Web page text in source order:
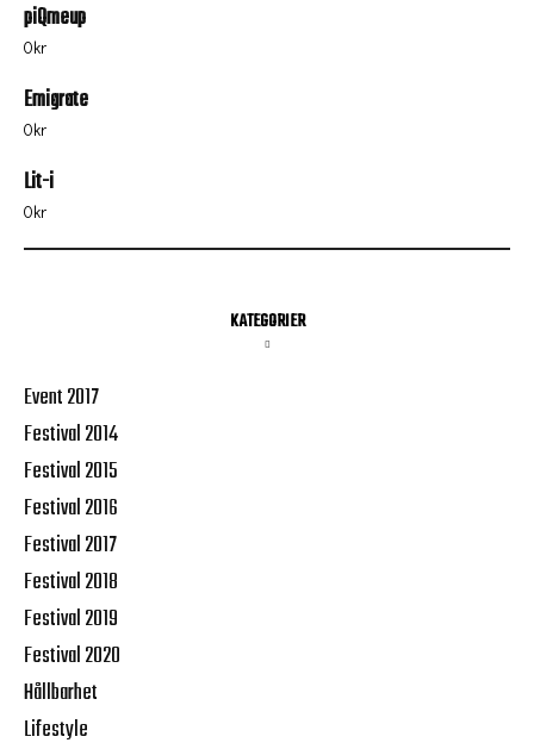
piQmeup
0kr
Emigrate
0kr
Lit-i
0kr
KATEGORIER
Event 2017
Festival 2014
Festival 2015
Festival 2016
Festival 2017
Festival 2018
Festival 2019
Festival 2020
Hållbarhet
Lifestyle